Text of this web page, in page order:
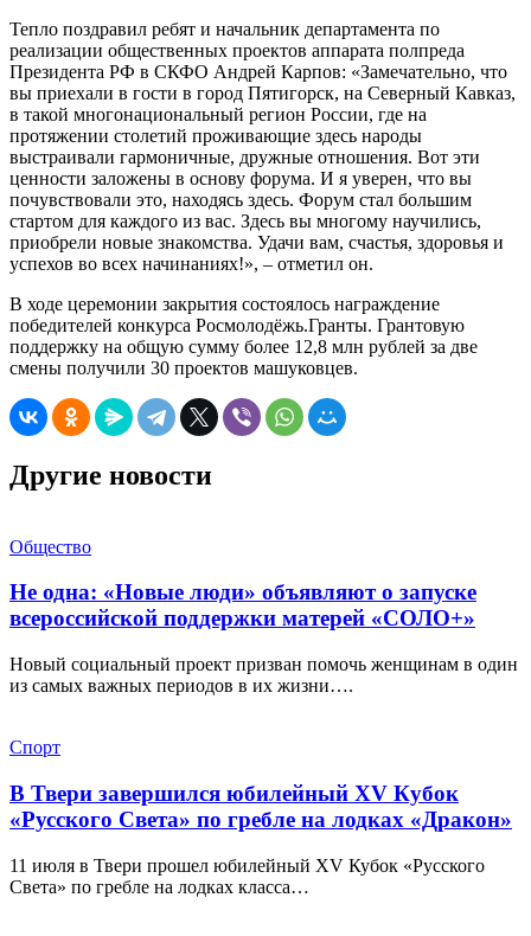
Тепло поздравил ребят и начальник департамента по
реализации общественных проектов аппарата полпреда
Президента РФ в СКФО Андрей Карпов: «Замечательно, что
вы приехали в гости в город Пятигорск, на Северный Кавказ,
в такой многонациональный регион России, где на
протяжении столетий проживающие здесь народы
выстраивали гармоничные, дружные отношения. Вот эти
ценности заложены в основу форума. И я уверен, что вы
почувствовали это, находясь здесь. Форум стал большим
стартом для каждого из вас. Здесь вы многому научились,
приобрели новые знакомства. Удачи вам, счастья, здоровья и
успехов во всех начинаниях!», – отметил он.
В ходе церемонии закрытия состоялось награждение
победителей конкурса Росмолодёжь.Гранты. Грантовую
поддержку на общую сумму более 12,8 млн рублей за две
смены получили 30 проектов машуковцев.
Другие новости
Общество
Не одна: «Новые люди» объявляют о запуске
всероссийской поддержки матерей «СОЛО+»
Новый социальный проект призван помочь женщинам в один
из самых важных периодов в их жизни….
Спорт
В Твери завершился юбилейный XV Кубок
«Русского Света» по гребле на лодках «Дракон»
11 июля в Твери прошел юбилейный XV Кубок «Русского
Света» по гребле на лодках класса…